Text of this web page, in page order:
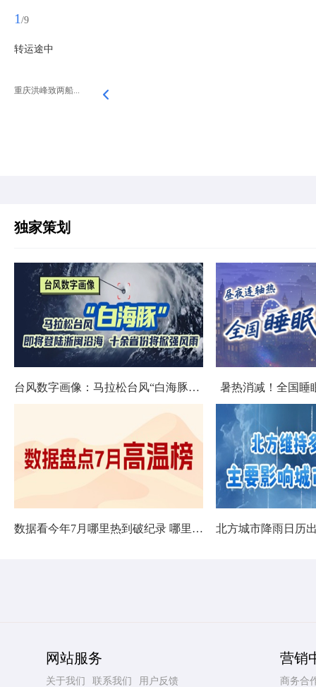
1 /9
转运途中
重庆洪峰致两船...
独家策划
台风数字画像：马拉松台风“白海豚”将影响十余省份 暑热消减！全国睡
数据看今年7月哪里热到破纪录 哪里暑热连轴转
网站服务
关于我们 联系我们
用户反馈
营销
商务合